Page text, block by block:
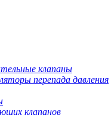
клапаны
перепада давления
клапанов